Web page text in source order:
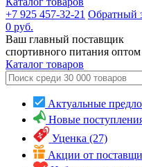
+7 925 457-32-21 Обратный
0 руб.
Ваш главный поставщик
спортивного питания оптом
Каталог товаров
Актуальные
Новые
Уценка (27)
Акции от